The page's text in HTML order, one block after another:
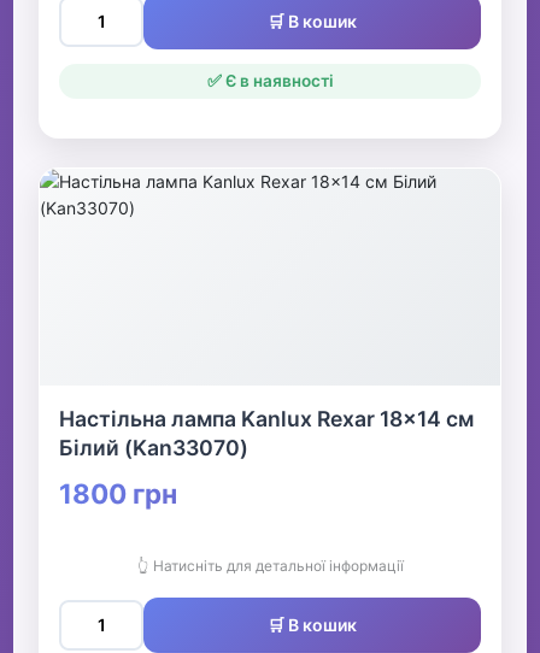
🛒 В кошик
✅ Є в наявності
Настільна лампа Kanlux Rexar 18x14 см
Білий (Kan33070)
1800 грн
👆 Натисніть для детальної інформації
🛒 В кошик